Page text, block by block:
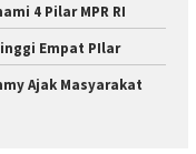
4 Pilar MPR RI
Empat PIlar
Ajak Masyarakat